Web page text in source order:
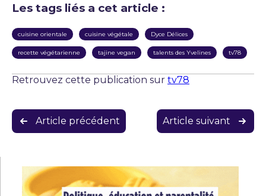
Les tags liés a cet article :
cuisine orientale cuisine végétale Dyce Délices
recette végétarienne tajine vegan talents des Yvelines tv78
Retrouvez cette publication sur tv78
Navigation
de
Article précédent Article suivant